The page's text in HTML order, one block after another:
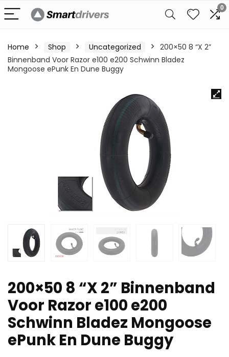
0
Home Shop Uncategorized
200×50 8 “X 2”
Binnenband Voor Razor e100 e200 Schwinn Bladez
Mongoose ePunk En Dune Buggy
200×50 8 “X 2” Binnenband
Voor Razor e100 e200
Schwinn Bladez Mongoose
ePunk En Dune Buggy